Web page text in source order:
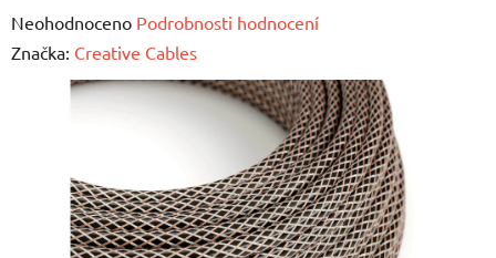
Průměrné
hodnocení
produktu
hvězdiček.
Neohodnoceno Podrobnosti hodnocení
Značka: Creative Cables